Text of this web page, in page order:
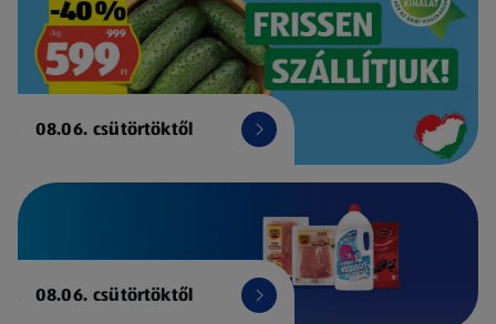
08.06. csütörtöktől
08.06. csütörtöktől